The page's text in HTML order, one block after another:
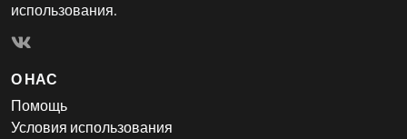
использования.
О НАС
Помощь
Условия использования